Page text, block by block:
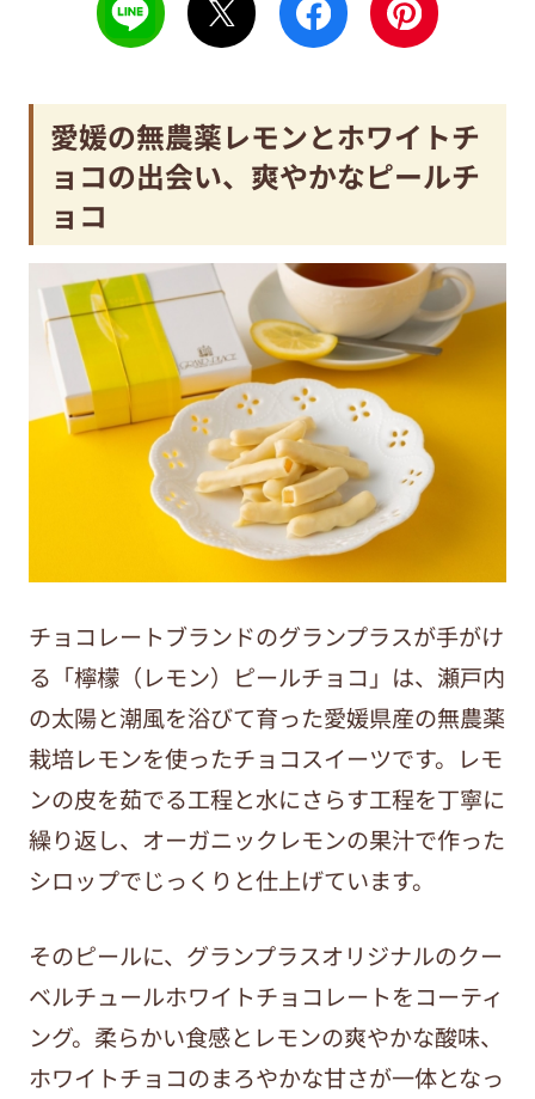
愛媛の無農薬レモンとホワイトチ
ョコの出会い、爽やかなピールチ
ョコ
チョコレートブランドのグランプラスが手がけ
る「檸檬（レモン）ピールチョコ」は、瀬戸内
の太陽と潮風を浴びて育った愛媛県産の無農薬
栽培レモンを使ったチョコスイーツです。レモ
ンの皮を茹でる工程と水にさらす工程を丁寧に
繰り返し、オーガニックレモンの果汁で作った
シロップでじっくりと仕上げています。
そのピールに、グランプラスオリジナルのクー
ベルチュールホワイトチョコレートをコーティ
ング。柔らかい食感とレモンの爽やかな酸味、
ホワイトチョコのまろやかな甘さが一体となっ